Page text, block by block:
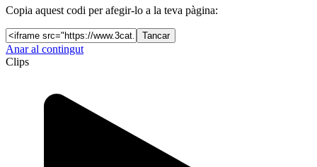
Copia aquest codi per afegir-lo a la teva pàgina:
Tancar
Anar al contingut
Clips